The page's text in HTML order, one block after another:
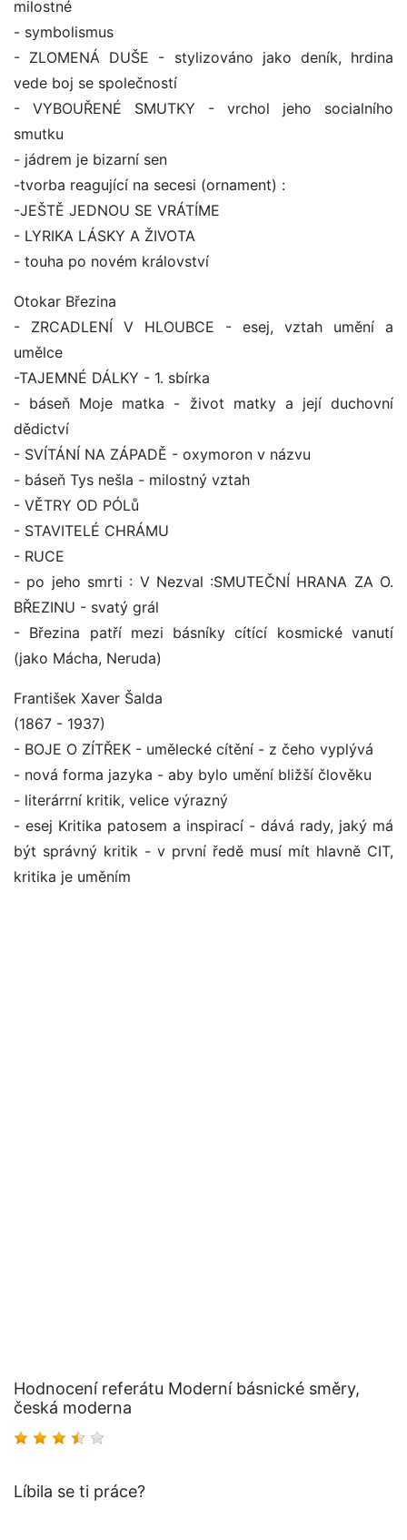
milostné
- symbolismus
- ZLOMENÁ DUŠE - stylizováno jako deník, hrdina
vede boj se společností
- VYBOUŘENÉ SMUTKY - vrchol jeho socialního
smutku
- jádrem je bizarní sen
-tvorba reagující na secesi (ornament) :
-JEŠTĚ JEDNOU SE VRÁTÍME
- LYRIKA LÁSKY A ŽIVOTA
- touha po novém království
Otokar Březina
- ZRCADLENÍ V HLOUBCE - esej, vztah umění a
umělce
-TAJEMNÉ DÁLKY - 1. sbírka
- báseň Moje matka - život matky a její duchovní
dědictví
- SVÍTÁNÍ NA ZÁPADĚ - oxymoron v názvu
- báseň Tys nešla - milostný vztah
- VĚTRY OD PÓLů
- STAVITELÉ CHRÁMU
- RUCE
- po jeho smrti : V Nezval :SMUTEČNÍ HRANA ZA O.
BŘEZINU - svatý grál
- Březina patří mezi básníky cítící kosmické vanutí
(jako Mácha, Neruda)
František Xaver Šalda
(1867 - 1937)
- BOJE O ZÍTŘEK - umělecké cítění - z čeho vyplývá
- nová forma jazyka - aby bylo umění bližší člověku
- literárrní kritik, velice výrazný
- esej Kritika patosem a inspirací - dává rady, jaký má
být správný kritik - v první ředě musí mít hlavně CIT,
kritika je uměním
Hodnocení referátu Moderní básnické směry,
česká moderna
Líbila se ti práce?